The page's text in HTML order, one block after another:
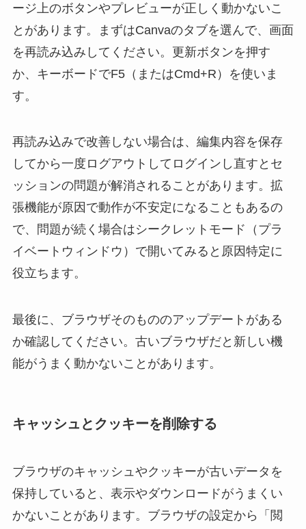
ージ上のボタンやプレビューが正しく動かないこ
とがあります。まずはCanvaのタブを選んで、画面
を再読み込みしてください。更新ボタンを押す
か、キーボードでF5（またはCmd+R）を使いま
す。
再読み込みで改善しない場合は、編集内容を保存
してから一度ログアウトしてログインし直すとセ
ッションの問題が解消されることがあります。拡
張機能が原因で動作が不安定になることもあるの
で、問題が続く場合はシークレットモード（プラ
イベートウィンドウ）で開いてみると原因特定に
役立ちます。
最後に、ブラウザそのもののアップデートがある
か確認してください。古いブラウザだと新しい機
能がうまく動かないことがあります。
キャッシュとクッキーを削除する
ブラウザのキャッシュやクッキーが古いデータを
保持していると、表示やダウンロードがうまくい
かないことがあります。ブラウザの設定から「閲